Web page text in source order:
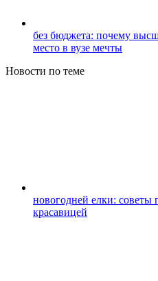
без бюджета: почему
место в вузе мечты
Новости по теме
новогодней елки: советы
красавицей